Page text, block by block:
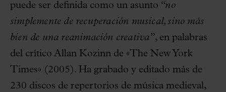
puede ser definida como un asunto “no
simplemente de recuperación musical, sino más
bien de una reanimación creativa”, en palabras
del crítico Allan Kozinn de «The New York
Times» (2005). Ha grabado y editado más de
230 discos de repertorios de música medieval,